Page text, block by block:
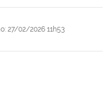
: 27/02/2026 11h53